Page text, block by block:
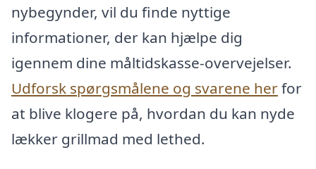
nybegynder, vil du finde nyttige
informationer, der kan hjælpe dig
igennem dine måltidskasse-overvejelser.
Udforsk spørgsmålene og svarene herfor
at blive klogere på, hvordan du kan nyde
lækker grillmad med lethed.